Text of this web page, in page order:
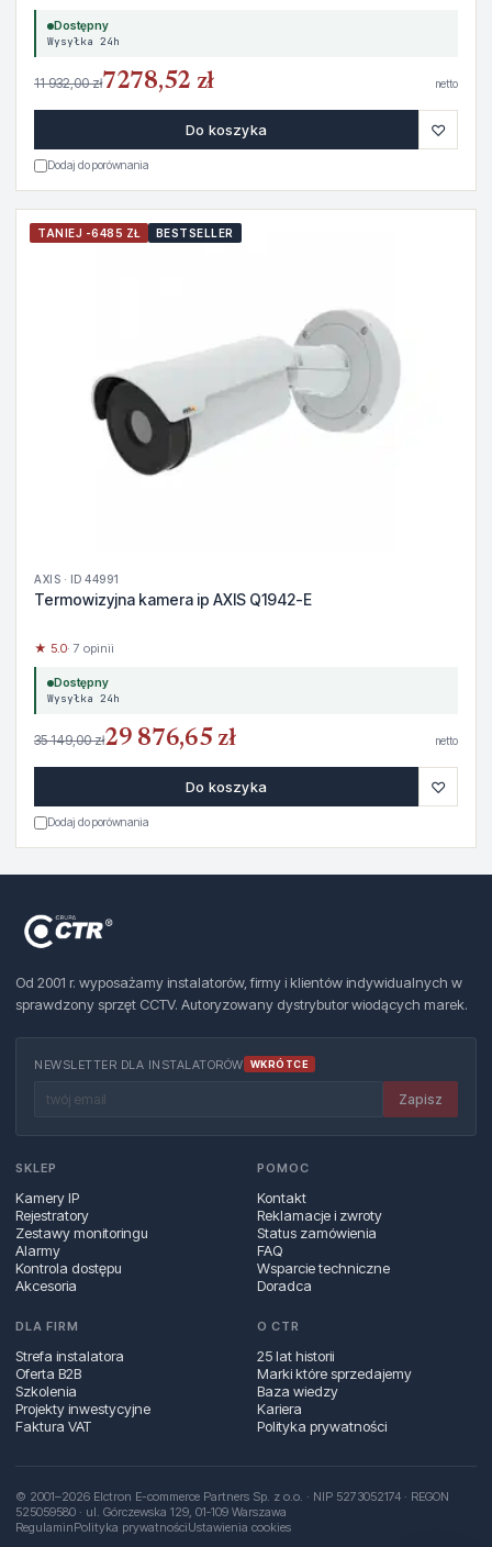
Dostępny
Wysyłka 24h
11 932,00 zł7278,52 zł netto
Do koszyka ♡
Dodaj do porównania
TANIEJ -6485 ZŁ BESTSELLER
AXIS · ID 44991
Termowizyjna kamera ip AXIS Q1942-E
★ 5.0· 7 opinii
Dostępny
Wysyłka 24h
35 149,00 zł29 876,65 zł netto
Do koszyka ♡
Dodaj do porównania
Od 2001 r. wyposażamy instalatorów, firmy i klientów indywidualnych w
sprawdzony sprzęt CCTV. Autoryzowany dystrybutor wiodących marek.
NEWSLETTER DLA INSTALATORÓW WKRÓTCE
Zapisz
SKLEP
Kamery IP
Rejestratory
Zestawy monitoringu
Alarmy
Kontrola dostępu
Akcesoria
POMOC
Kontakt
Reklamacje i zwroty
Status zamówienia
FAQ
Wsparcie techniczne
Doradca
DLA FIRM
Strefa instalatora
Oferta B2B
Szkolenia
Projekty inwestycyjne
Faktura VAT
O CTR
25 lat historii
Marki które sprzedajemy
Baza wiedzy
Kariera
Polityka prywatności
© 2001–2026 Elctron E-commerce Partners Sp. z o.o. · NIP 5273052174 · REGON
525059580 · ul. Górczewska 129, 01‑109 Warszawa
RegulaminPolityka prywatnościUstawienia cookies